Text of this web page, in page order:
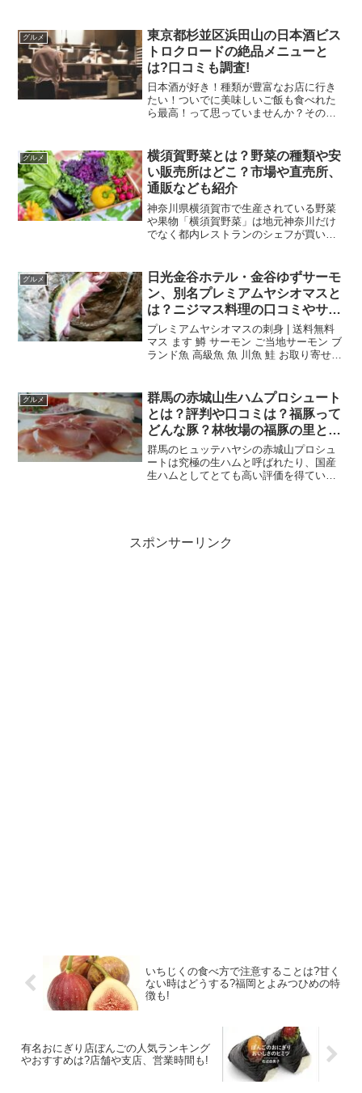
す。そのまま丸かじり出来るほど甘みが
強いのが特徴で...
グルメ
東京都杉並区浜田山の日本酒ビス
トロクロードの絶品メニューと
は?口コミも調査!
日本酒が好き！種類が豊富なお店に行き
たい！ついでに美味しいご飯も食べれた
ら最高！って思っていませんか？その願
KURODO(ビストロクロード)。日本酒の
セットがあり、し...
グルメ
横須賀野菜とは？野菜の種類や安
い販売所はどこ？市場や直売所、
通販なども紹介
神奈川県横須賀市で生産されている野菜
や果物「横須賀野菜」は地元神奈川だけ
でなく都内レストランのシェフが買い付
っぷり浴びて育った横須賀野菜。野菜と
果物の種類が非常に豊富な...
グルメ
日光金谷ホテル・金谷ゆずサーモ
ン、別名プレミアムヤシオマスと
は？ニジマス料理の口コミやサー
モンとの違いも紹介
プレミアムヤシオマスの刺身 | 送料無料
マス ます 鱒 サーモン ご当地サーモン ブ
ランド魚 高級魚 魚 川魚 鮭 お取り寄せ
すか？日光東照宮、宇都宮餃子、日光
江...
グルメ
群馬の赤城山生ハムプロシュート
とは？評判や口コミは？福豚って
どんな豚？林牧場の福豚の里とん
とん広場についてや、生ハム通
販・送料についても紹介
群馬のヒュッテハヤシの赤城山プロシュ
ートは究極の生ハムと呼ばれたり、国産
生ハムとしてとても高い評価を得ている
スポンサーリンク
いちじくの食べ方で注意することは?甘く
ない時はどうする?福岡とよみつひめの特
徴も!
有名おにぎり店ぼんごの人気ランキング
やおすすめは?店舗や支店、営業時間も!